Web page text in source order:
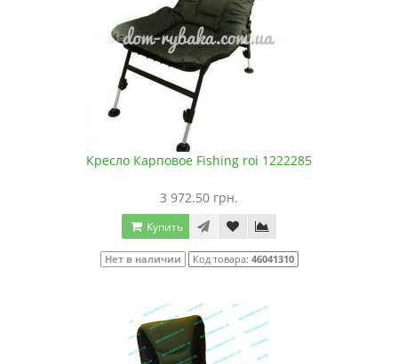
Кресло Карповое Fishing roi 1222285
3 972.50 грн.
Купить
Нет в наличии Код товара: 46041310